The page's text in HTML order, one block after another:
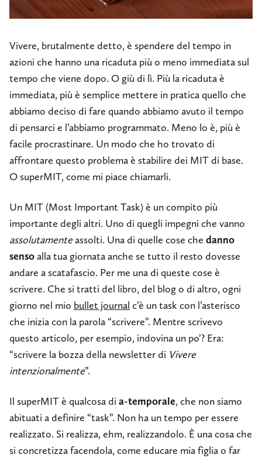
Vivere, brutalmente detto, è spendere del tempo in
azioni che hanno una ricaduta più o meno immediata sul
tempo che viene dopo. O giù di lì. Più la ricaduta è
immediata, più è semplice mettere in pratica quello che
abbiamo deciso di fare quando abbiamo avuto il tempo
di pensarci e l’abbiamo programmato. Meno lo è, più è
facile procrastinare. Un modo che ho trovato di
affrontare questo problema è stabilire dei MIT di base.
O superMIT, come mi piace chiamarli.
Un MIT (Most Important Task) è un compito più
importante degli altri. Uno di quegli impegni che vanno
assolutamenteassolti. Una di quelle cose che danno
sensoalla tua giornata anche se tutto il resto dovesse
andare a scatafascio. Per me una di queste cose è
scrivere. Che si tratti del libro, del blog o di altro, ogni
giorno nel mio bullet journal c’è un task con l’asterisco
che inizia con la parola “scrivere”. Mentre scrivevo
questo articolo, per esempio, indovina un po’? Era:
“scrivere la bozza della newsletter di Vivere
intenzionalmente”.
Il superMIT è qualcosa di a-temporale, che non siamo
abituati a definire “task”. Non ha un tempo per essere
realizzato. Si realizza, ehm, realizzandolo. È una cosa che
si concretizza facendola, come educare mia figlia o far